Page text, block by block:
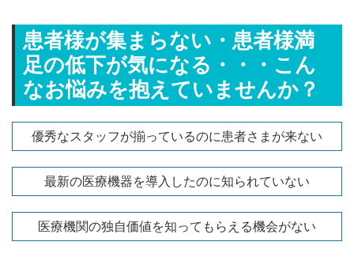
患者様が集まらない・患者様満
足の低下が気になる・・・こん
なお悩みを抱えていませんか？
優秀なスタッフが揃っているのに患者さまが来ない
最新の医療機器を導入したのに知られていない
医療機関の独自価値を知ってもらえる機会がない